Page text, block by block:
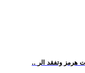
هرمز وتفقد الر